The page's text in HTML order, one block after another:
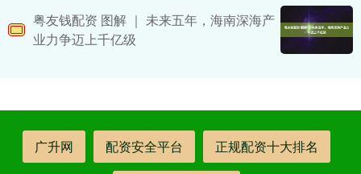
粤友钱配资 图解 ｜ 未来五年，海南深海产
业力争迈上千亿级
广升网 配资安全平台 正规配资十大排名